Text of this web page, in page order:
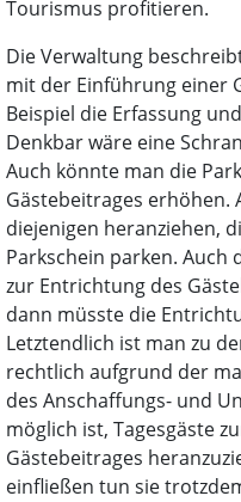
Tourismus profitieren.
Die Verwaltung
mit der Einführung einer
Beispiel die Erfassung
Denkbar wäre eine
Auch könnte man die
Gästebeitrages
diejenigen heranziehen,
Parkschein parken. Auch
zur Entrichtung des
dann müsste die
Letztendlich ist man zu
rechtlich aufgrund der
des Anschaffungs- und
möglich ist, Tagesgäste
Gästebeitrages
einfließen tun sie